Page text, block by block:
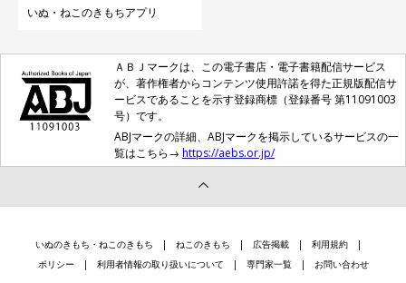
いぬ・ねこのきもちアプリ
ＡＢＪマークは、この電子書店・電子書籍配信サービス
が、著作権者からコンテンツ使用許諾を得た正規版配信サ
ービスであることを示す登録商標（登録番号 第11091003
号）です。
ABJマークの詳細、ABJマークを掲示しているサービスの一
覧はこちら→ https://aebs.or.jp/
いぬのきもち・ねこのきもち ねこのきもち 広告掲載
利用規約
ポリシー
利用者情報の取り扱いについて 専門家一覧 お問い合わせ